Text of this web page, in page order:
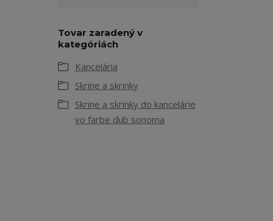
Tovar zaradený v
kategóriách
Kancelária
Skrine a skrinky
Skrine a skrinky do kancelárie
vo farbe dub sonoma